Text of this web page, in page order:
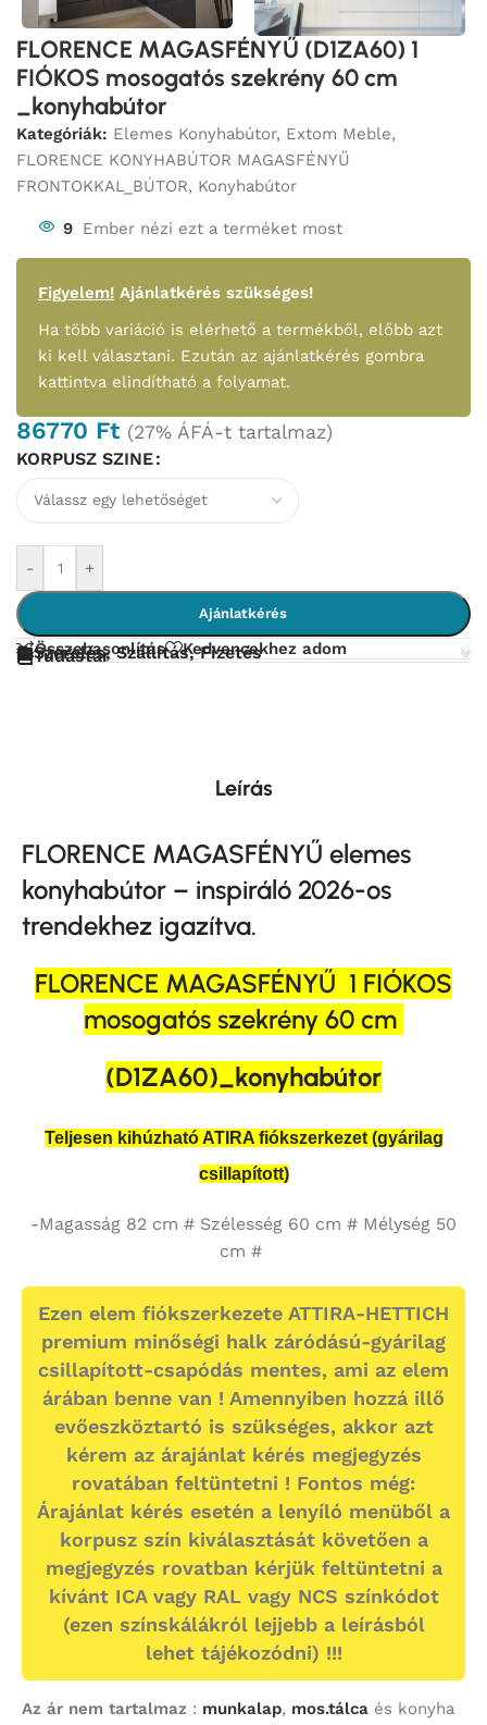
FLORENCE MAGASFÉNYŰ (D1ZA60) 1
FIÓKOS mosogatós szekrény 60 cm
_konyhabútor
Kategóriák: Elemes Konyhabútor, Extom Meble,
FLORENCE KONYHABÚTOR MAGASFÉNYŰ
FRONTOKKAL_BÚTOR, Konyhabútor
9 Ember nézi ezt a terméket most
Figyelem! Ajánlatkérés szükséges!
Ha több variáció is elérhető a termékből, előbb azt
ki kell választani. Ezután az ajánlatkérés gombra
kattintva elindítható a folyamat.
86770 Ft (27% ÁFÁ-t tartalmaz)
KORPUSZ SZINE
- +
Ajánlatkérés
Összehasonlítás Kedvencekhez adom
Szerelés, Szállítás, Fizetés
Tudástár
Leírás
FLORENCE MAGASFÉNYŰ elemes
konyhabútor – inspiráló 2026-os
trendekhez igazítva.
FLORENCE MAGASFÉNYŰ 1 FIÓKOS
mosogatós szekrény 60 cm
(D1ZA60)_konyhabútor
Teljesen kihúzható ATIRA fiókszerkezet (gyárilag
csillapított)
-Magasság 82 cm # Szélesség 60 cm # Mélység 50
cm #
Ezen elem fiókszerkezete ATTIRA-HETTICH
premium minőségi halk záródású-gyárilag
csillapított-csapódás mentes, ami az elem
árában benne van ! Amennyiben hozzá illő
evőeszköztartó is szükséges, akkor azt
kérem az árajánlat kérés megjegyzés
rovatában feltüntetni ! Fontos még:
Árajánlat kérés esetén a lenyíló menüből a
korpusz szín kiválasztását követően a
megjegyzés rovatban kérjük feltüntetni a
kívánt ICA vagy RAL vagy NCS színkódot
(ezen színskálákról lejjebb a leírásból
lehet tájékozódni) !!!
Az ár nem tartalmaz : munkalap, mos.tálca és konyha